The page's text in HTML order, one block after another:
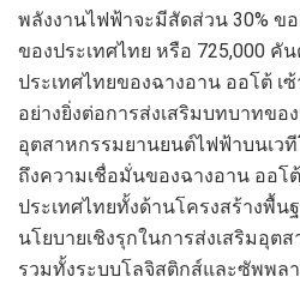
พลังงานไฟฟ้าจะมีสัดส่วน 30% ข
ของประเทศไทย หรือ 725,000 คั
ประเทศไทยของฉางอาน ออโต้ เ
อย่างยิ่งต่อการส่งเสริมบทบาทขอ
อุตสาหกรรมยานยนต์ไฟฟ้าบนเว
ถึงความเชื่อมั่นของฉางอาน ออโ
ประเทศไทยทั้งด้านโครงสร้างพื้
นโยบายเชิงรุกในการส่งเสริมอุต
รวมทั้งระบบโลจิสติกส์และซัพพล